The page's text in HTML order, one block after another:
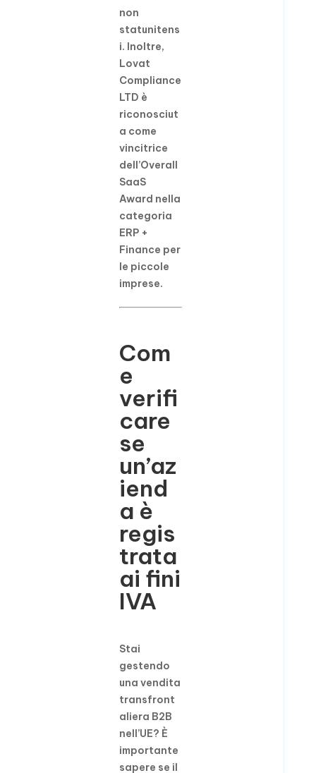
non
statunitens
i. Inoltre,
Lovat
Compliance
LTD è
riconosciut
a come
vincitrice
dell’Overall
SaaS
Award nella
categoria
ERP +
Finance per
le piccole
imprese.
Com
e
verifi
care
se
un’az
iend
a è
regis
trata
ai fini
IVA
Stai
gestendo
una vendita
transfront
aliera B2B
nell’UE? È
importante
sapere se il